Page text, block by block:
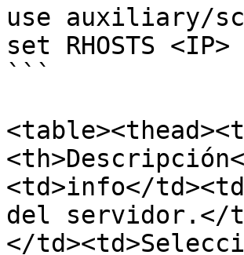
use auxiliary/
set RHOSTS <IP>
```
<td>info</
del servidor.</
</